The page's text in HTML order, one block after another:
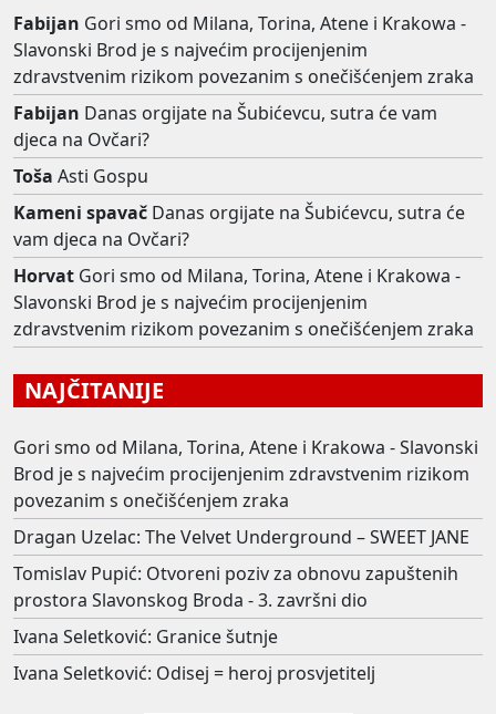
Fabijan Gori smo od Milana, Torina, Atene i Krakowa -
Slavonski Brod je s najvećim procijenjenim
zdravstvenim rizikom povezanim s onečišćenjem zraka
Fabijan Danas orgijate na Šubićevcu, sutra će vam
djeca na Ovčari?
Toša Asti Gospu
Kameni spavač Danas orgijate na Šubićevcu, sutra će
vam djeca na Ovčari?
Horvat Gori smo od Milana, Torina, Atene i Krakowa -
Slavonski Brod je s najvećim procijenjenim
zdravstvenim rizikom povezanim s onečišćenjem zraka
NAJČITANIJE
Gori smo od Milana, Torina, Atene i Krakowa - Slavonski
Brod je s najvećim procijenjenim zdravstvenim rizikom
povezanim s onečišćenjem zraka
Dragan Uzelac: The Velvet Underground – SWEET JANE
Tomislav Pupić: Otvoreni poziv za obnovu zapuštenih
prostora Slavonskog Broda - 3. završni dio
Ivana Seletković: Granice šutnje
Ivana Seletković: Odisej = heroj prosvjetitelj